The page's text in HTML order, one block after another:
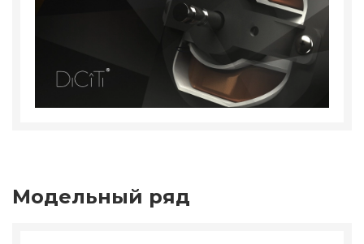
Модельный ряд